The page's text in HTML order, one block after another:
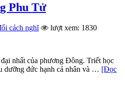
Phu Tử
cách nghĩ lượt xem: 1830
nhất của phương Đông. Triết học
dưỡng đức hạnh cá nhân và … [Đọc